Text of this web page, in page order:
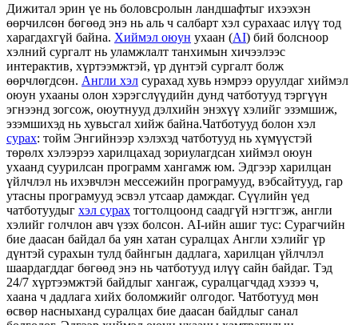
Дижитал эрин үе нь боловсролын ландшафтыг ихээхэн
өөрчилсөн бөгөөд энэ нь аль ч салбарт хэл сурахаас илүү тод
харагдахгүй байна. Хиймэл оюун ухаан (AI) бий болсноор
хэлний сургалт нь уламжлалт танхимын хичээлээс
интерактив, хүртээмжтэй, үр дүнтэй сургалт болж
өөрчлөгдсөн. Англи хэл сурахад хувь нэмрээ оруулдаг хиймэл
оюун ухааны олон хэрэгслүүдийн дунд чатботууд тэргүүн
эгнээнд зогсож, оюутнууд дэлхийн энэхүү хэлийг эзэмшиж,
эзэмшихэд нь хувьсгал хийж байна.Чатботууд болон хэл
сурах: тойм Энгийнээр хэлэхэд чатботууд нь хүмүүстэй
төрөлх хэлээрээ харилцахад зориулагдсан хиймэл оюун
ухаанд суурилсан программ хангамж юм. Эдгээр харилцан
үйлчлэл нь ихэвчлэн мессежийн програмууд, вэбсайтууд, гар
утасны програмууд эсвэл утсаар дамждаг. Сүүлийн үед
чатботуудыг хэл сурах тогтолцоонд саадгүй нэгтгэж, англи
хэлийг голчлон авч үзэх болсон. AI-ийн ашиг тус: Сурагчийн
бие даасан байдал ба уян хатан суралцах Англи хэлийг үр
дүнтэй сурахын тулд байнгын дадлага, харилцан үйлчлэл
шаардагддаг бөгөөд энэ нь чатботууд илүү сайн байдаг. Тэд
24/7 хүртээмжтэй байдлыг хангаж, суралцагчдад хэзээ ч,
хаана ч дадлага хийх боломжийг олгодог. Чатботууд мөн
өсвөр насныханд суралцах бие даасан байдлыг санал